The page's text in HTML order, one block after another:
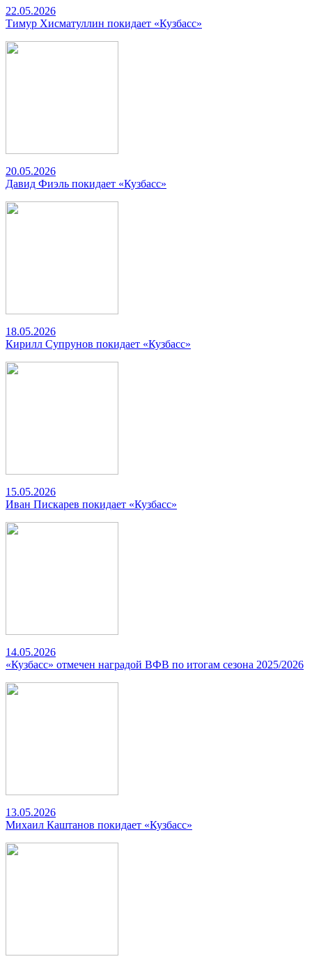
22.05.2026
Тимур Хисматуллин покидает «Кузбасс»
20.05.2026
Давид Фиэль покидает «Кузбасс»
18.05.2026
Кирилл Супрунов покидает «Кузбасс»
15.05.2026
Иван Пискарев покидает «Кузбасс»
14.05.2026
«Кузбасс» отмечен наградой ВФВ по итогам сезона 2025/2026
13.05.2026
Михаил Каштанов покидает «Кузбасс»